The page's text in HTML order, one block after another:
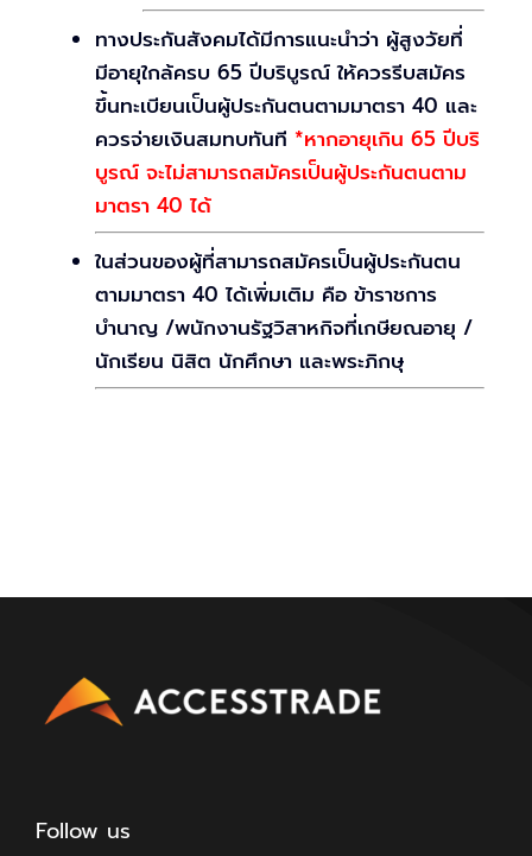
ทางประกันสังคมได้มีการแนะนำว่า ผู้สูงวัยที่
มีอายุใกล้ครบ 65 ปีบริบูรณ์ ให้ควรรีบสมัคร
ขึ้นทะเบียนเป็นผู้ประกันตนตามมาตรา 40 และ
ควรจ่ายเงินสมทบทันที *หากอายุเกิน 65 ปีบริ
บูรณ์ จะไม่สามารถสมัครเป็นผู้ประกันตนตาม
มาตรา 40 ได้
ในส่วนของผู้ที่สามารถสมัครเป็นผู้ประกันตน
ตามมาตรา 40 ได้เพิ่มเติม คือ ข้าราชการ
บำนาญ /พนักงานรัฐวิสาหกิจที่เกษียณอายุ /
นักเรียน นิสิต นักศึกษา และพระภิกษุ
Follow us